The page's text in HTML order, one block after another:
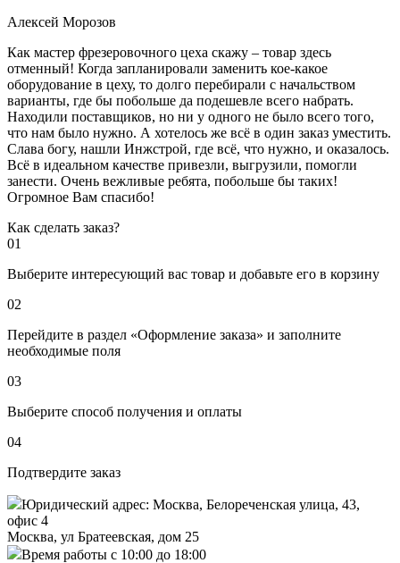
Алексей Морозов
Как мастер фрезеровочного цеха скажу – товар здесь
отменный! Когда запланировали заменить кое-какое
оборудование в цеху, то долго перебирали с начальством
варианты, где бы побольше да подешевле всего набрать.
Находили поставщиков, но ни у одного не было всего того,
что нам было нужно. А хотелось же всё в один заказ уместить.
Слава богу, нашли Инжстрой, где всё, что нужно, и оказалось.
Всё в идеальном качестве привезли, выгрузили, помогли
занести. Очень вежливые ребята, побольше бы таких!
Огромное Вам спасибо!
Как сделать заказ?
01
Выберите интересующий вас товар и добавьте его в корзину
02
Перейдите в раздел «Оформление заказа» и заполните
необходимые поля
03
Выберите способ получения и оплаты
04
Подтвердите заказ
Юридический адрес: Москва, Белореченская улица, 43,
офис 4
Москва, ул Братеевская, дом 25
Время работы с 10:00 до 18:00